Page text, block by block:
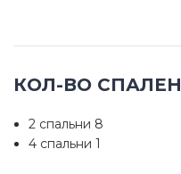
КОЛ-ВО СПАЛЕН
2 спальни 8
4 спальни 1